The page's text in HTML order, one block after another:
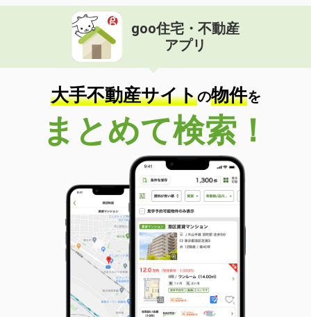
goo住宅・不動産
アプリ
大手不動産サイトの物件を
まとめて検索！